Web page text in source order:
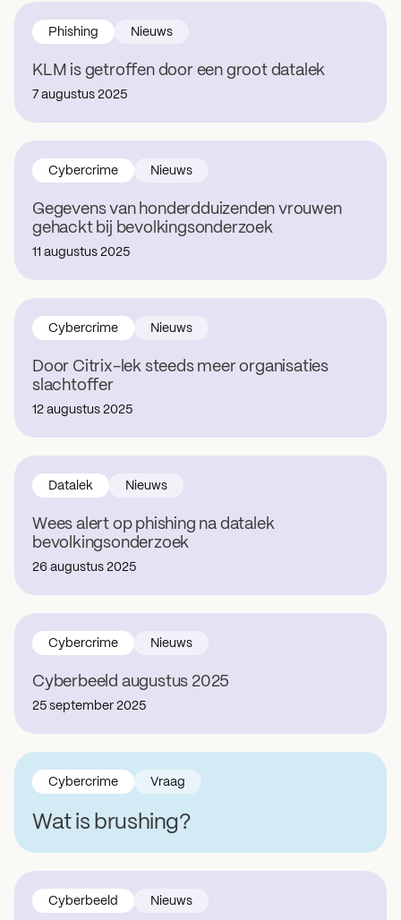
KLM is getroffen door een groot datalek
Phishing Nieuws
7 augustus 2025
Gegevens van honderdduizenden vrouwen
gehackt bij bevolkingsonderzoek
Cybercrime Nieuws
11 augustus 2025
Door Citrix-lek steeds meer organisaties
slachtoffer
Cybercrime Nieuws
12 augustus 2025
Wees alert op phishing na datalek
bevolkingsonderzoek
Datalek Nieuws
26 augustus 2025
Cyberbeeld augustus 2025
Cybercrime Nieuws
25 september 2025
Wat is brushing?
Cybercrime Vraag
Cyberbeeld Nieuws